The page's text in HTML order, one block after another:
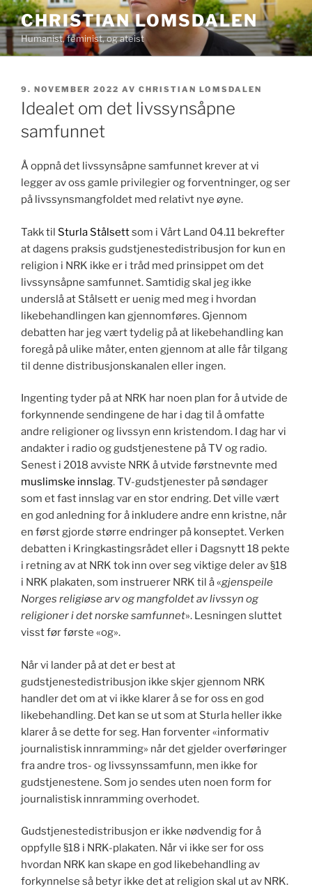
Gå
til
innhold
CHRISTIAN LOMSDALEN
Humanist, feminist, og ateist
PUBLISERT
9. NOVEMBER 2022 AV CHRISTIAN LOMSDALEN
Idealet om det livssynsåpne
samfunnet
Å oppnå det livssynsåpne samfunnet krever at vi
legger av oss gamle privilegier og forventninger, og ser
på livssynsmangfoldet med relativt nye øyne.
Takk til Sturla Stålsettsom i Vårt Land 04.11 bekrefter
at dagens praksis gudstjenestedistribusjon for kun en
religion i NRK ikke er i tråd med prinsippet om det
livssynsåpne samfunnet. Samtidig skal jeg ikke
underslå at Stålsett er uenig med meg i hvordan
likebehandlingen kan gjennomføres. Gjennom
debatten har jeg vært tydelig på at likebehandling kan
foregå på ulike måter, enten gjennom at alle får tilgang
til denne distribusjonskanalen eller ingen.
Ingenting tyder på at NRK har noen plan for å utvide de
forkynnende sendingene de har i dag til å omfatte
andre religioner og livssyn enn kristendom. I dag har vi
andakter i radio og gudstjenestene på TV og radio.
Senest i 2018 avviste NRK å utvide førstnevnte med
muslimske innslag. TV-gudstjenester på søndager
som et fast innslag var en stor endring. Det ville vært
en god anledning for å inkludere andre enn kristne, når
en først gjorde større endringer på konseptet. Verken
debatten i Kringkastingsrådet eller i Dagsnytt 18 pekte
i retning av at NRK tok inn over seg viktige deler av §18
i NRK plakaten, som instruerer NRK til å «gjenspeile
Norges religiøse arv og mangfoldet av livssyn og
religioner i det norske samfunnet». Lesningen sluttet
visst før første «og».
Når vi lander på at det er best at
gudstjenestedistribusjon ikke skjer gjennom NRK
handler det om at vi ikke klarer å se for oss en god
likebehandling. Det kan se ut som at Sturla heller ikke
klarer å se dette for seg. Han forventer «informativ
journalistisk innramming» når det gjelder overføringer
fra andre tros- og livssynssamfunn, men ikke for
gudstjenestene. Som jo sendes uten noen form for
journalistisk innramming overhodet.
Gudstjenestedistribusjon er ikke nødvendig for å
oppfylle §18 i NRK-plakaten. Når vi ikke ser for oss
hvordan NRK kan skape en god likebehandling av
forkynnelse så betyr ikke det at religion skal ut av NRK.